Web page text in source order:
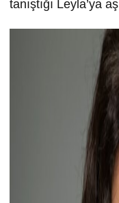
tanıştığı Leyla’ya